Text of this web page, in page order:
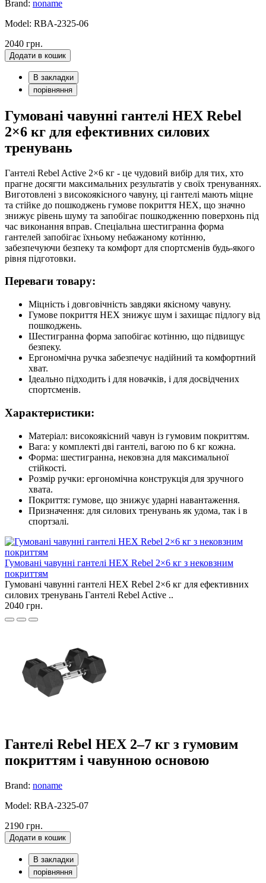
Brand: noname
Model: RBA-2325-06
2040 грн.
Додати в кошик
В закладки
порівняння
Гумовані чавунні гантелі HEX Rebel
2×6 кг для ефективних силових
тренувань
Гантелі Rebel Active 2×6 кг - це чудовий вибір для тих, хто
прагне досягти максимальних результатів у своїх тренуваннях.
Виготовлені з високоякісного чавуну, ці гантелі мають міцне
та стійке до пошкоджень гумове покриття HEX, що значно
знижує рівень шуму та запобігає пошкодженню поверхонь під
час виконання вправ. Спеціальна шестигранна форма
гантелей запобігає їхньому небажаному котінню,
забезпечуючи безпеку та комфорт для спортсменів будь-якого
рівня підготовки.
Переваги товару:
Міцність і довговічність завдяки якісному чавуну.
Гумове покриття HEX знижує шум і захищає підлогу від
пошкоджень.
Шестигранна форма запобігає котінню, що підвищує
безпеку.
Ергономічна ручка забезпечує надійний та комфортний
хват.
Ідеально підходить і для новачків, і для досвідчених
спортсменів.
Характеристики:
Матеріал: високоякісний чавун із гумовим покриттям.
Вага: у комплекті дві гантелі, вагою по 6 кг кожна.
Форма: шестигранна, нековзна для максимальної
стійкості.
Розмір ручки: ергономічна конструкція для зручного
хвата.
Покриття: гумове, що знижує ударні навантаження.
Призначення: для силових тренувань як удома, так і в
спортзалі.
Гумовані чавунні гантелі HEX Rebel 2×6 кг з нековзним
покриттям
Гумовані чавунні гантелі HEX Rebel 2×6 кг для ефективних
силових тренувань Гантелі Rebel Active ..
2040 грн.
Гантелі Rebel HEX 2–7 кг з гумовим
покриттям і чавунною основою
Brand: noname
Model: RBA-2325-07
2190 грн.
Додати в кошик
В закладки
порівняння